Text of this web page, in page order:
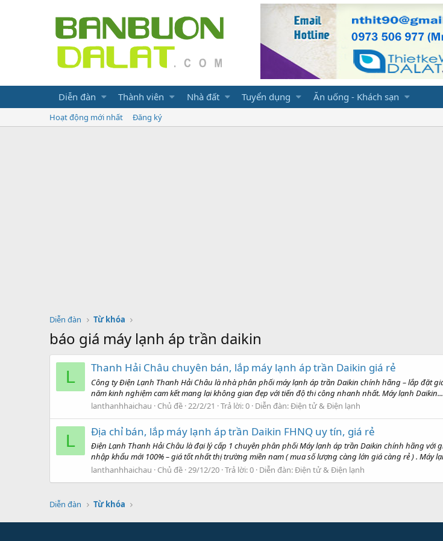
Diễn đàn Thành viên Nhà đất Tuyển dụng Ăn uống - Khách sạn
Hoạt động mới nhất Đăng ký
Diễn đàn Từ khóa
báo giá máy lạnh áp trần daikin
L Thanh Hải Châu chuyên bán, lắp máy lạnh áp trần Daikin giá rẻ
Công ty Điện Lạnh Thanh Hải Châu là nhà phân phối máy lạnh áp trần Daikin chính hãng – lắp đặt
năm kinh nghiệm cam kết mang lại không gian đẹp với tiến độ thi công nhanh nhất. Máy lạnh Daikin...
lanthanhhaichau
Chủ đề 22/2/21 Trả lời: 0 Diễn đàn:Điện tử & Điện lạnh
L Địa chỉ bán, lắp máy lạnh áp trần Daikin FHNQ uy tín, giá rẻ
Điện Lạnh Thanh Hải Châu là đại lý cấp 1 chuyên phân phối Máy lạnh áp trần Daikin chính hãng với
nhập khẩu mới 100% – giá tốt nhất thị trường miền nam ( mua số lượng càng lớn giá càng rẻ ) . Máy
lanthanhhaichau
Chủ đề 29/12/20 Trả lời: 0 Diễn đàn:Điện tử & Điện lạnh
Diễn đàn Từ khóa